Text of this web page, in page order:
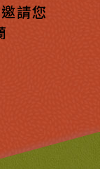
請您